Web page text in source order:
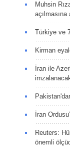
Muhsin
Türkiye ve
Kirman
İran ile
İran
Reuters:
önemli